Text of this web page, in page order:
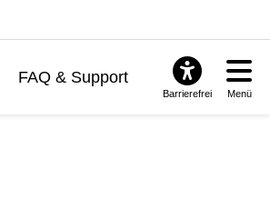
FAQ & Support
Barrierefrei Menü